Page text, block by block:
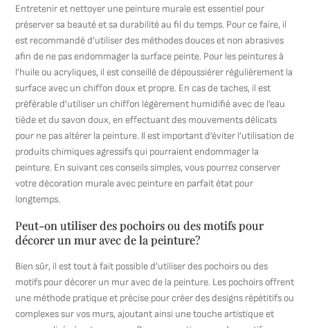
Entretenir et nettoyer une peinture murale est essentiel pour
préserver sa beauté et sa durabilité au fil du temps. Pour ce faire, il
est recommandé d’utiliser des méthodes douces et non abrasives
afin de ne pas endommager la surface peinte. Pour les peintures à
l’huile ou acryliques, il est conseillé de dépoussiérer régulièrement la
surface avec un chiffon doux et propre. En cas de taches, il est
préférable d’utiliser un chiffon légèrement humidifié avec de l’eau
tiède et du savon doux, en effectuant des mouvements délicats
pour ne pas altérer la peinture. Il est important d’éviter l’utilisation de
produits chimiques agressifs qui pourraient endommager la
peinture. En suivant ces conseils simples, vous pourrez conserver
votre décoration murale avec peinture en parfait état pour
longtemps.
Peut-on utiliser des pochoirs ou des motifs pour
décorer un mur avec de la peinture?
Bien sûr, il est tout à fait possible d’utiliser des pochoirs ou des
motifs pour décorer un mur avec de la peinture. Les pochoirs offrent
une méthode pratique et précise pour créer des designs répétitifs ou
complexes sur vos murs, ajoutant ainsi une touche artistique et